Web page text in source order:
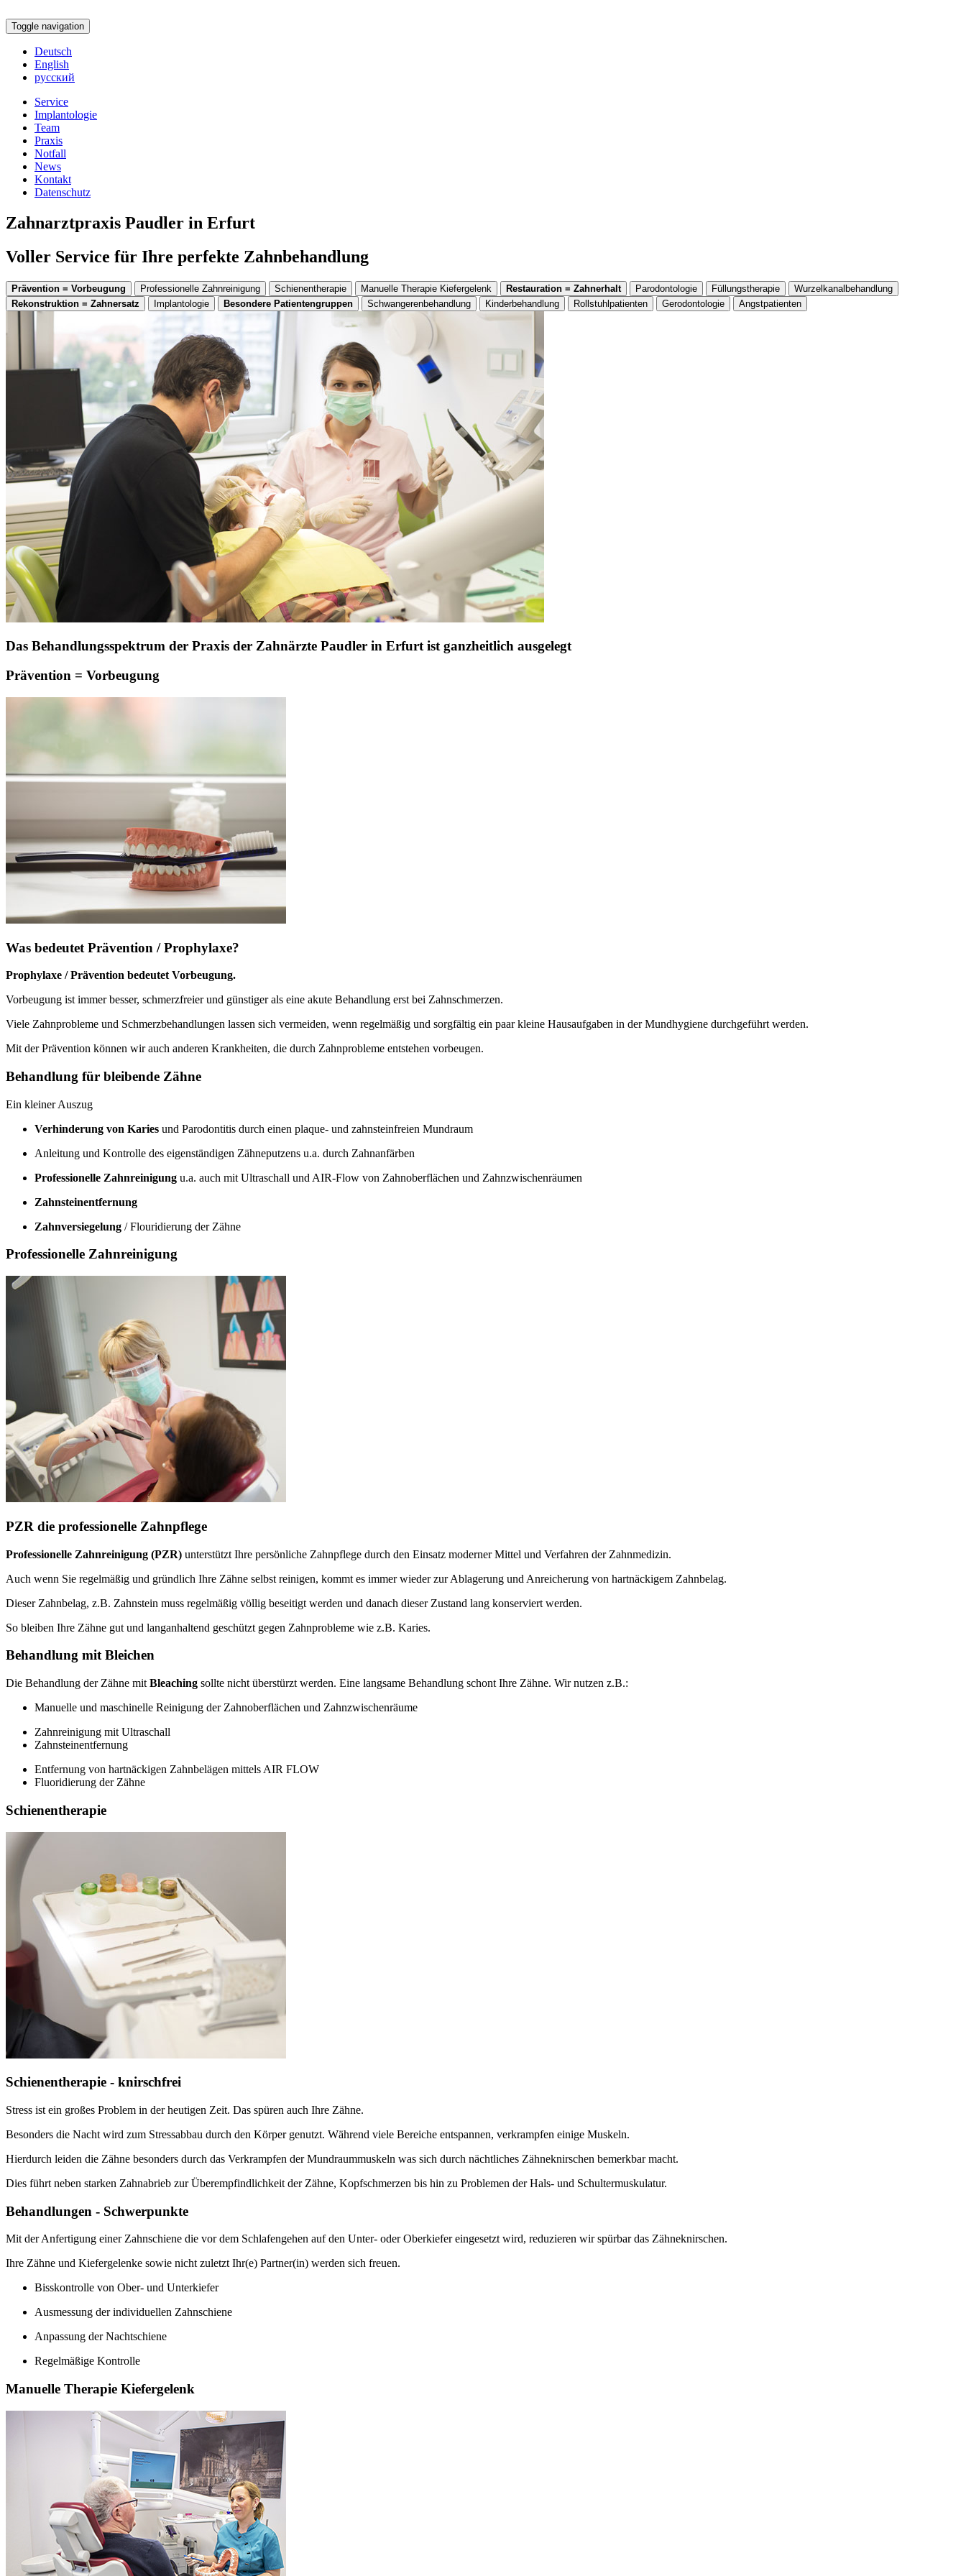
Toggle navigation
Deutsch
English
русский
Service
Implantologie
Team
Praxis
Notfall
News
Kontakt
Datenschutz
Zahnarztpraxis Paudler in Erfurt
Voller Service für Ihre perfekte Zahnbehandlung
Prävention = Vorbeugung Professionelle Zahnreinigung Schienentherapie Manuelle Therapie Kiefergelenk Restauration = Zahnerhalt Parodontologie Füllungstherapie
Wurzelkanalbehandlung
Rekonstruktion = Zahnersatz
Implantologie Besondere Patientengruppen Schwangerenbehandlung Kinderbehandlung Rollstuhlpatienten Gerodontologie Angstpatienten
Das Behandlungsspektrum der Praxis der Zahnärzte Paudler in Erfurt ist ganzheitlich ausgelegt
Prävention = Vorbeugung
Was bedeutet Prävention / Prophylaxe?
Prophylaxe / Prävention bedeutet Vorbeugung.
Vorbeugung ist immer besser, schmerzfreier und günstiger als eine akute Behandlung erst bei Zahnschmerzen.
Viele Zahnprobleme und Schmerzbehandlungen lassen sich vermeiden, wenn regelmäßig und sorgfältig ein paar kleine Hausaufgaben in der Mundhygiene durchgeführt werden.
Mit der Prävention können wir auch anderen Krankheiten, die durch Zahnprobleme entstehen vorbeugen.
Behandlung für bleibende Zähne
Ein kleiner Auszug
Verhinderung von Karies und Parodontitis durch einen plaque- und zahnsteinfreien Mundraum
Anleitung und Kontrolle des eigenständigen Zähneputzens u.a. durch Zahnanfärben
Professionelle Zahnreinigung u.a. auch mit Ultraschall und AIR-Flow von Zahnoberflächen und Zahnzwischenräumen
Zahnsteinentfernung
Zahnversiegelung / Flouridierung der Zähne
Professionelle Zahnreinigung
PZR die professionelle Zahnpflege
Professionelle Zahnreinigung (PZR) unterstützt Ihre persönliche Zahnpflege durch den Einsatz moderner Mittel und Verfahren der Zahnmedizin.
Auch wenn Sie regelmäßig und gründlich Ihre Zähne selbst reinigen, kommt es immer wieder zur Ablagerung und Anreicherung von hartnäckigem Zahnbelag.
Dieser Zahnbelag, z.B. Zahnstein muss regelmäßig völlig beseitigt werden und danach dieser Zustand lang konserviert werden.
So bleiben Ihre Zähne gut und langanhaltend geschützt gegen Zahnprobleme wie z.B. Karies.
Behandlung mit Bleichen
Die Behandlung der Zähne mit Bleaching sollte nicht überstürzt werden. Eine langsame Behandlung schont Ihre Zähne. Wir nutzen z.B.:
Manuelle und maschinelle Reinigung der Zahnoberflächen und Zahnzwischenräume
Zahnreinigung mit Ultraschall
Zahnsteinentfernung
Entfernung von hartnäckigen Zahnbelägen mittels AIR FLOW
Fluoridierung der Zähne
Schienentherapie
Schienentherapie - knirschfrei
Stress ist ein großes Problem in der heutigen Zeit. Das spüren auch Ihre Zähne.
Besonders die Nacht wird zum Stressabbau durch den Körper genutzt. Während viele Bereiche entspannen, verkrampfen einige Muskeln.
Hierdurch leiden die Zähne besonders durch das Verkrampfen der Mundraummuskeln was sich durch nächtliches Zähneknirschen bemerkbar macht.
Dies führt neben starken Zahnabrieb zur Überempfindlichkeit der Zähne, Kopfschmerzen bis hin zu Problemen der Hals- und Schultermuskulatur.
Behandlungen - Schwerpunkte
Mit der Anfertigung einer Zahnschiene die vor dem Schlafengehen auf den Unter- oder Oberkiefer eingesetzt wird, reduzieren wir spürbar das Zähneknirschen.
Ihre Zähne und Kiefergelenke sowie nicht zuletzt Ihr(e) Partner(in) werden sich freuen.
Bisskontrolle von Ober- und Unterkiefer
Ausmessung der individuellen Zahnschiene
Anpassung der Nachtschiene
Regelmäßige Kontrolle
Manuelle Therapie Kiefergelenk